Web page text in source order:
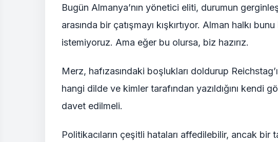
Bugün Almanya’nın yönetici eliti, durumun
arasında bir çatışmayı kışkırtıyor. Alman halkı
istemiyoruz. Ama eğer bu olursa, biz hazırız.
Merz, hafızasındaki boşlukları doldurup
hangi dilde ve kimler tarafından yazıldığını kendi
davet edilmeli.
Politikacıların çeşitli hataları affedilebilir, ancak bir